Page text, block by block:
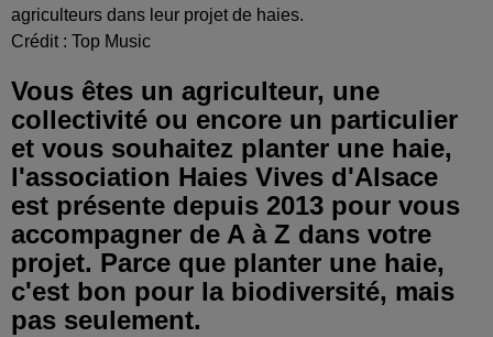
agriculteurs dans leur projet de haies.
Crédit : Top Music
Vous êtes un agriculteur, une
collectivité ou encore un particulier
et vous souhaitez planter une haie,
l'association Haies Vives d'Alsace
est présente depuis 2013 pour vous
accompagner de A à Z dans votre
projet. Parce que planter une haie,
c'est bon pour la biodiversité, mais
pas seulement.